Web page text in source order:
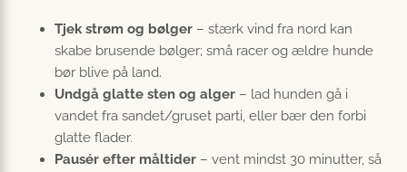
Tjek strøm og bølger – stærk vind fra nord kan
skabe brusende bølger; små racer og ældre hunde
bør blive på land.
Undgå glatte sten og alger – lad hunden gå i
vandet fra sandet/gruset parti, eller bær den forbi
glatte flader.
Pausér efter måltider – vent mindst 30 minutter, så